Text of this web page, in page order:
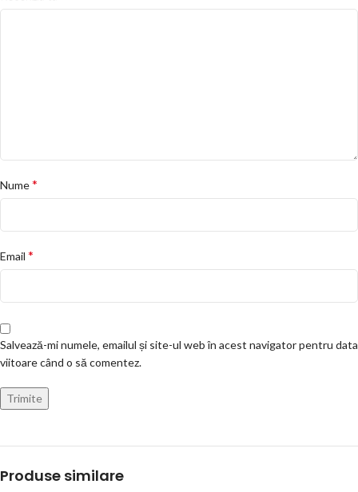
Nume*
Email *
Salvează-mi numele, emailul și site-ul web în acest navigator pentru data
viitoare când o să comentez.
Produse similare